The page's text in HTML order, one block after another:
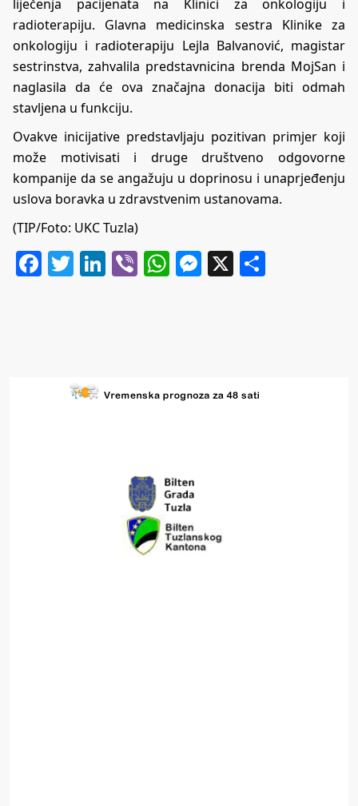
liječenja pacijenata na Klinici za onkologiju i
radioterapiju. Glavna medicinska sestra Klinike za
onkologiju i radioterapiju Lejla Balvanović, magistar
sestrinstva, zahvalila predstavnicina brenda MojSan i
naglasila da će ova značajna donacija biti odmah
stavljena u funkciju.
Ovakve inicijative predstavljaju pozitivan primjer koji
može motivisati i druge društveno odgovorne
kompanije da se angažuju u doprinosu i unaprjeđenju
uslova boravka u zdravstvenim ustanovama.
(TIP/Foto: UKC Tuzla)
Facebook
Twitter
LinkedIn
ViberWhatsApp
Messenger
X